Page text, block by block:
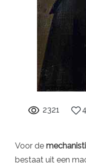
2321
Voor de
bestaat uit een